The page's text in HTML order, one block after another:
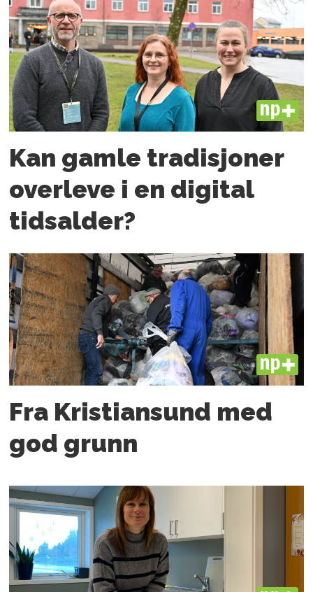
PLUS
Kan gamle tradisjoner
overleve i en digital
tidsalder?
PLUS
Fra Kristiansund med
god grunn